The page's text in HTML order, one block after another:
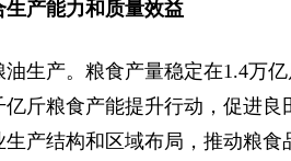
产能力和质量效益
油生产。粮食产量稳定在1.4万
斤粮食产能提升行动，促进
产结构和区域布局，推动粮